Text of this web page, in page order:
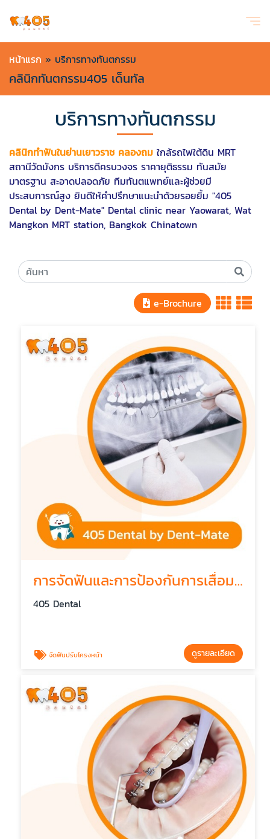
หน้าแรก » บริการทางทันตกรรม
คลินิกทันตกรรม405 เด็นทัล
บริการทางทันตกรรม
คลินิกทำฟันในย่านเยาวราช คลองถม ใกล้รถไฟใต้ดิน MRT
สถานีวัดมังกร บริการดีครบวงจร ราคายุติธรรม ทันสมัย
มาตรฐาน สะอาดปลอดภัย ทีมทันตแพทย์และผู้ช่วยมี
ประสบการณ์สูง ยินดีให้คำปรึกษาแนะนำด้วยรอยยิ้ม "405
Dental by Dent-Mate" Dental clinic near Yaowarat, Wat
Mangkon MRT station, Bangkok Chinatown
e-Brochure
การจัดฟันและการป้องกันการเสื่อมของขากรรไกร
405 Dental
จัดฟันปรับโครงหน้า ดูรายละเอียด